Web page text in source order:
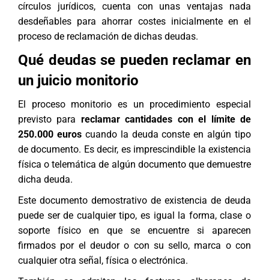
círculos jurídicos, cuenta con unas ventajas nada
desdeñables para ahorrar costes inicialmente en el
proceso de reclamación de dichas deudas.
Qué deudas se pueden reclamar en
un juicio monitorio
El proceso monitorio es un procedimiento especial
previsto para reclamar cantidades con el límite de
250.000 euroscuando la deuda conste en algún tipo
de documento. Es decir, es imprescindible la existencia
física o telemática de algún documento que demuestre
dicha deuda.
Este documento demostrativo de existencia de deuda
puede ser de cualquier tipo, es igual la forma, clase o
soporte físico en que se encuentre si aparecen
firmados por el deudor o con su sello, marca o con
cualquier otra señal, física o electrónica.